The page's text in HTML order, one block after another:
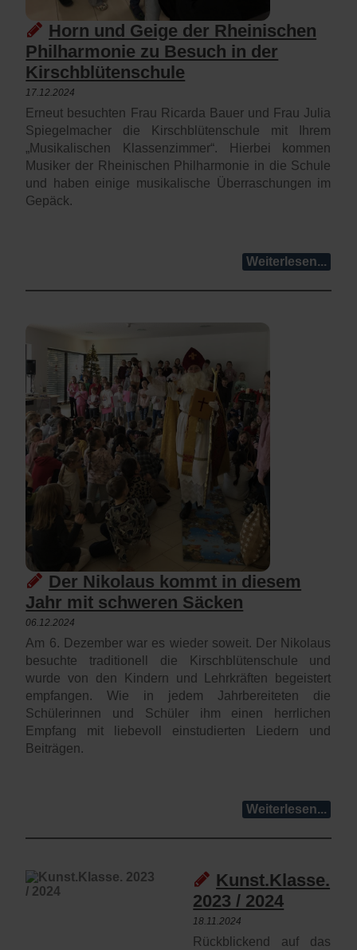
Horn und Geige der Rheinischen
Philharmonie zu Besuch in der
Kirschblütenschule
17.12.2024
Erneut besuchten Frau Ricarda Bauer und Frau Julia
Spiegelmacher die Kirschblütenschule mit Ihrem
„Musikalischen Klassenzimmer“. Hierbei kommen
Musiker der Rheinischen Philharmonie in die Schule
und haben einige musikalische Überraschungen im
Gepäck.
Weiterlesen...
Der Nikolaus kommt in diesem
Jahr mit schweren Säcken
06.12.2024
Am 6. Dezember war es wieder soweit. Der Nikolaus
besuchte traditionell die Kirschblütenschule und
wurde von den Kindern und Lehrkräften begeistert
empfangen. Wie in jedem Jahrbereiteten die
Schülerinnen und Schüler ihm einen herrlichen
Empfang mit liebevoll einstudierten Liedern und
Beiträgen.
Weiterlesen...
Kunst.Klasse.
2023 / 2024
18.11.2024
Rückblickend auf das